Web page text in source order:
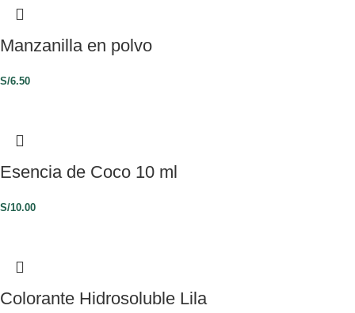
Manzanilla en polvo
S/6.50
Esencia de Coco 10 ml
S/10.00
Colorante Hidrosoluble Lila